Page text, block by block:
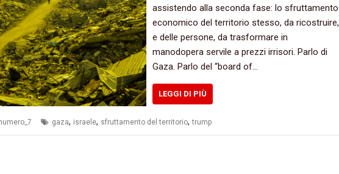
assistendo alla seconda fase: lo sfruttamento
economico del territorio stesso, da ricostruire,
e delle persone, da trasformare in
manodopera servile a prezzi irrisori. Parlo di
Gaza. Parlo del “board of…
LEGGI DI PIÙ
gaza, israele, sfruttamento del territorio,trump